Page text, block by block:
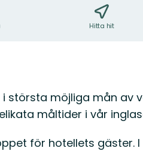
Hitta hit
största möjliga mån av
måltider i vår
för hotellets gäster.